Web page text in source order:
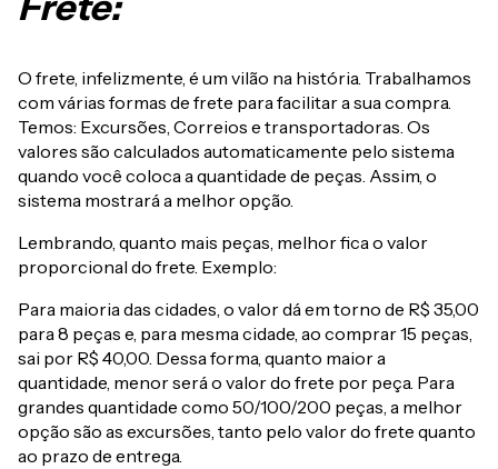
O frete, infelizmente, é um vilão na história. Trabalhamos
com várias formas de frete para facilitar a sua compra.
Temos: Excursões, Correios e transportadoras. Os
valores são calculados automaticamente pelo sistema
quando você coloca a quantidade de peças. Assim, o
sistema mostrará a melhor opção.
Lembrando, quanto mais peças, melhor fica o valor
proporcional do frete. Exemplo:
Para maioria das cidades, o valor dá em torno de R$ 35,00
para 8 peças e, para mesma cidade, ao comprar 15 peças,
sai por R$ 40,00. Dessa forma, quanto maior a
quantidade, menor será o valor do frete por peça. Para
grandes quantidade como 50/100/200 peças, a melhor
opção são as excursões, tanto pelo valor do frete quanto
ao prazo de entrega.